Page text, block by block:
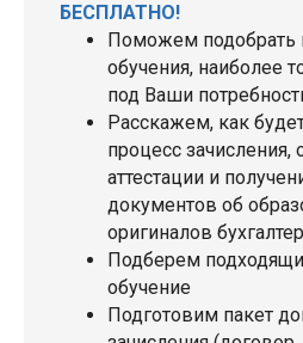
БЕСПЛАТНО!
Поможем подобрать
обучения, наиболее
под Ваши
Расскажем, как
процесс зачисления,
аттестации и
документов об
оригиналов
Подберем
обучение
Подготовим пакет